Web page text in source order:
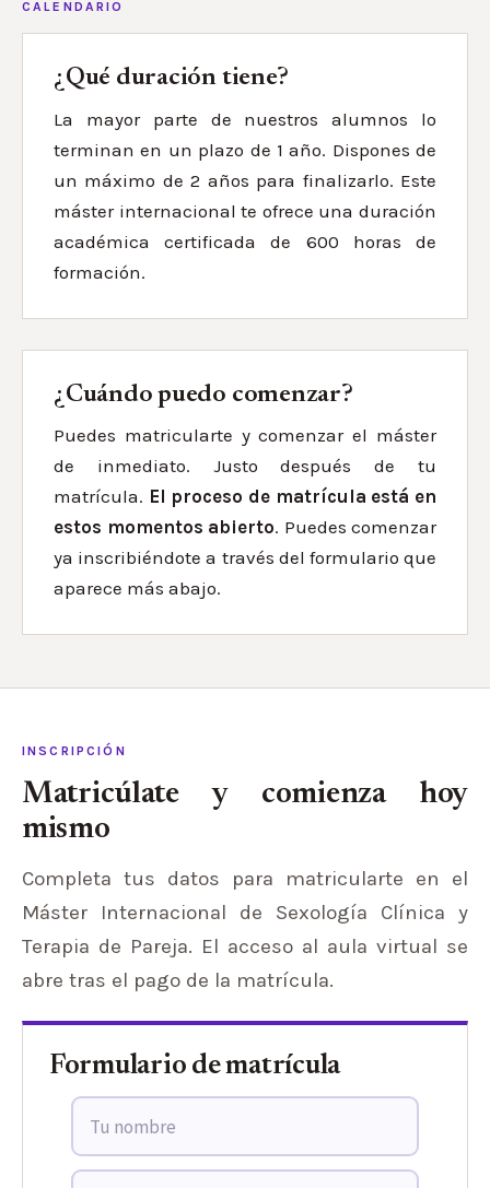
CALENDARIO
¿Qué duración tiene?
La mayor parte de nuestros alumnos lo
terminan en un plazo de 1 año. Dispones de
un máximo de 2 años para finalizarlo. Este
máster internacional te ofrece una duración
académica certificada de 600 horas de
formación.
¿Cuándo puedo comenzar?
Puedes matricularte y comenzar el máster
de inmediato. Justo después de tu
matrícula. El proceso de matrícula está en
estos momentos abierto. Puedes comenzar
ya inscribiéndote a través del formulario que
aparece más abajo.
INSCRIPCIÓN
Matricúlate y comienza hoy
mismo
Completa tus datos para matricularte en el
Máster Internacional de Sexología Clínica y
Terapia de Pareja. El acceso al aula virtual se
abre tras el pago de la matrícula.
Formulario de matrícula